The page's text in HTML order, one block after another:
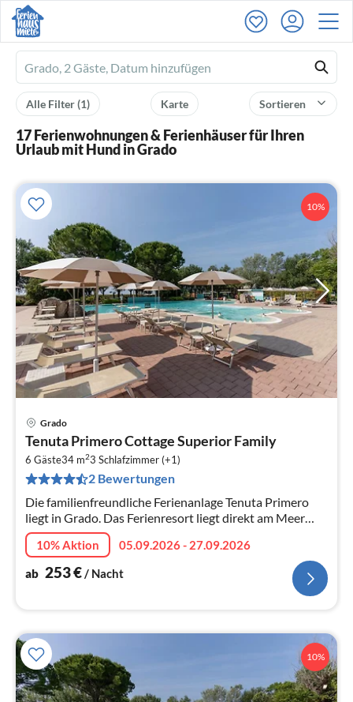
Ferienhausmiete
logo
Sortieren
Karte
Alle Filter(1)
17 Ferienwohnungen & Ferienhäuser für Ihren
Urlaub mit Hund in Grado
10%
Grado
Tenuta Primero Cottage Superior Family
6 Gäste34 m23 Schlafzimmer (+1)
2 Bewertungen
Die familienfreundliche Ferienanlage Tenuta Primero
liegt in Grado. Das Ferienresort liegt direkt am Meer
inmitten der wunderschönen Lagunenlandschaft der
nördlichen Adria und biet...
10% Aktion
05.09.2026 - 27.09.2026
ab 253€/ Nacht
10%